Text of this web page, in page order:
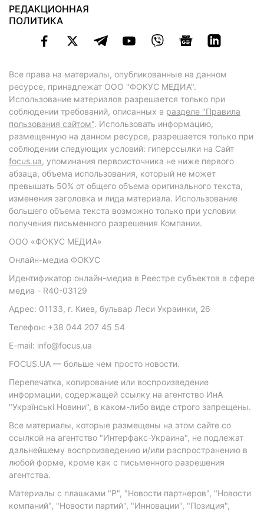
РЕДАКЦИОННАЯ
ПОЛИТИКА
Все права на материалы, опубликованные на данном
ресурсе, принадлежат ООО "ФОКУС МЕДИА".
Использование материалов разрешается только при
соблюдении требований, описанных в разделе "Правила
пользования сайтом". Использовать информацию,
размещенную на данном ресурсе, разрешается только при
соблюдении следующих условий: гиперссылки на Сайт
focus.ua, упоминания первоисточника не ниже первого
абзаца, объема использования, который не может
превышать 50% от общего объема оригинального текста,
изменения заголовка и лида материала. Использование
большего объема текста возможно только при условии
получения письменного разрешения Компании.
ООО «ФОКУС МЕДИА»
Онлайн-медиа ФОКУС
Идентификатор онлайн-медиа в Реестре субъектов в сфере
медиа - R40-03129
Адрес: 01133, г. Киев, бульвар Леси Украинки, 26
Телефон: +38 044 207 45 54
E-mail: info@focus.ua
FOCUS.UA — больше чем просто новости.
Перепечатка, копирование или воспроизведение
информации, содержащей ссылку на агентство ИнА
"Українські Новини", в каком-либо виде строго запрещены.
Все материалы, которые размещены на этом сайте со
ссылкой на агентство "Интерфакс-Украина", не подлежат
дальнейшему воспроизведению и/или распространению в
любой форме, кроме как с письменного разрешения
агентства.
Материалы с плашками "Р", "Новости партнеров", "Новости
компаний", "Новости партий", "Инновации", "Позиция",